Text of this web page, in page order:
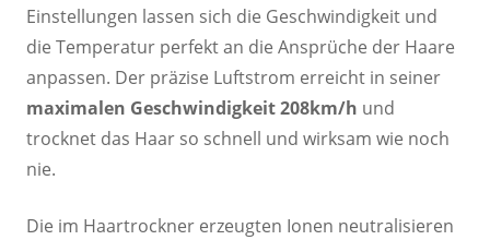
Einstellungen lassen sich die Geschwindigkeit und
die Temperatur perfekt an die Ansprüche der Haare
anpassen. Der präzise Luftstrom erreicht in seiner
maximalen Geschwindigkeit 208km/h und
trocknet das Haar so schnell und wirksam wie noch
nie.
Die im Haartrockner erzeugten Ionen neutralisieren